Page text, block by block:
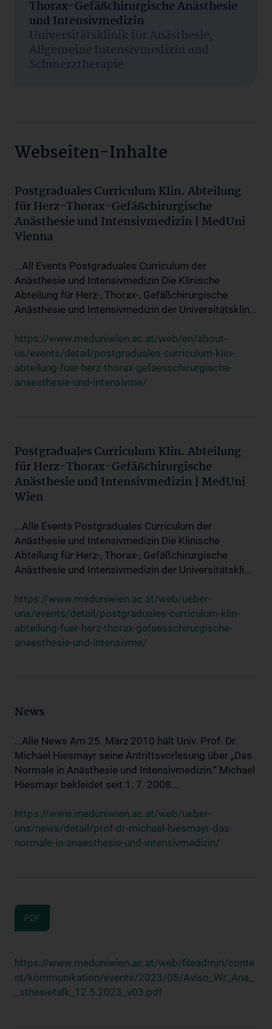
Thorax-Gefäßchirurgische Anästhesie
und Intensivmedizin
Universitätsklinik für Anästhesie,
Allgemeine Intensivmedizin und
Schmerztherapie
Webseiten-Inhalte
Postgraduales Curriculum Klin. Abteilung
für Herz-Thorax-Gefäßchirurgische
Anästhesie und Intensivmedizin | MedUni
Vienna
...All Events Postgraduales Curriculum der
Anästhesie und Intensivmedizin Die Klinische
Abteilung für Herz-, Thorax-, Gefäßchirurgische
Anästhesie und Intensivmedizin der Universitätsklin...
https://www.meduniwien.ac.at/web/en/about-
us/events/detail/postgraduales-curriculum-klin-
abteilung-fuer-herz-thorax-gefaesschirurgische-
anaesthesie-und-intensivme/
Postgraduales Curriculum Klin. Abteilung
für Herz-Thorax-Gefäßchirurgische
Anästhesie und Intensivmedizin | MedUni
Wien
...Alle Events Postgraduales Curriculum der
Anästhesie und Intensivmedizin Die Klinische
Abteilung für Herz-, Thorax-, Gefäßchirurgische
Anästhesie und Intensivmedizin der Universitätskli...
https://www.meduniwien.ac.at/web/ueber-
uns/events/detail/postgraduales-curriculum-klin-
abteilung-fuer-herz-thorax-gefaesschirurgische-
anaesthesie-und-intensivme/
News
...Alle News Am 25. März 2010 hält Univ. Prof. Dr.
Michael Hiesmayr seine Antrittsvorlesung über „Das
Normale in Anästhesie und Intensivmedizin.“ Michael
Hiesmayr bekleidet seit 1. 7. 2008...
https://www.meduniwien.ac.at/web/ueber-
uns/news/detail/prof-dr-michael-hiesmayr-das-
normale-in-anaesthesie-und-intensivmedizin/
PDF
https://www.meduniwien.ac.at/web/fileadmin/conte
nt/kommunikation/events/2023/05/Aviso_Wr_Ana_
_sthesietalk_12.5.2023_v03.pdf